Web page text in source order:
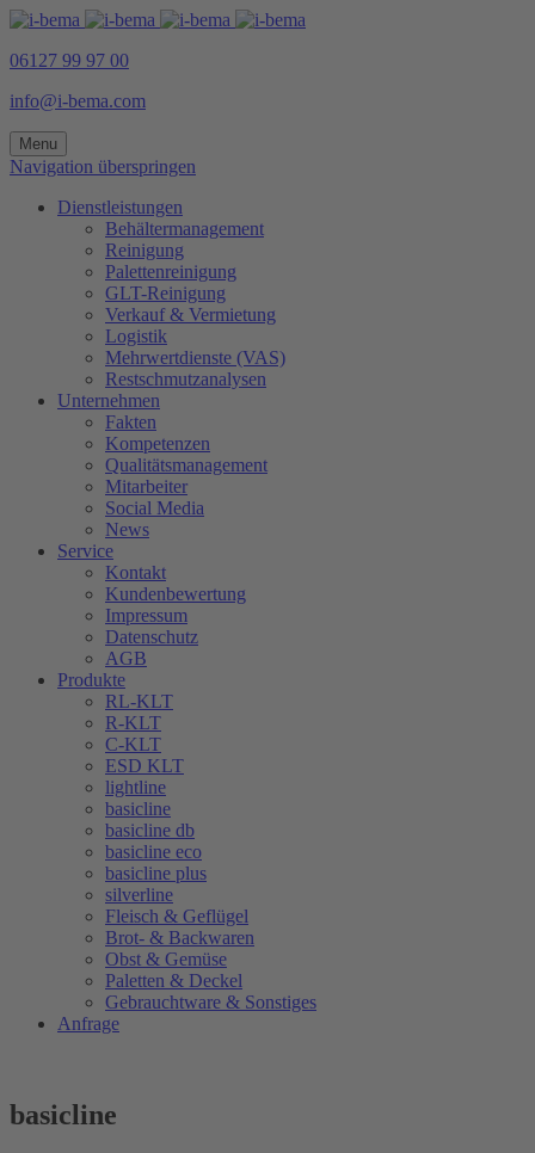
06127 99 97 00
info@i-bema.com
Menu
Navigation überspringen
Dienstleistungen
Behältermanagement
Reinigung
Palettenreinigung
GLT-Reinigung
Verkauf & Vermietung
Logistik
Mehrwertdienste (VAS)
Restschmutzanalysen
Unternehmen
Fakten
Kompetenzen
Qualitätsmanagement
Mitarbeiter
Social Media
News
Service
Kontakt
Kundenbewertung
Impressum
Datenschutz
AGB
Produkte
RL-KLT
R-KLT
C-KLT
ESD KLT
lightline
basicline
basicline db
basicline eco
basicline plus
silverline
Fleisch & Geflügel
Brot- & Backwaren
Obst & Gemüse
Paletten & Deckel
Gebrauchtware & Sonstiges
Anfrage
basicline